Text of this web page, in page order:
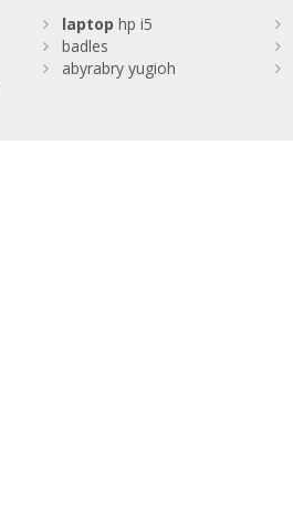
laptop hp i5
badles
abyrabry yugioh